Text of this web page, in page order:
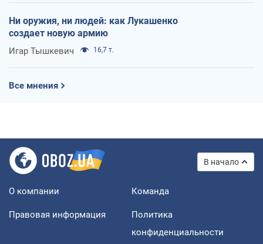
Ни оружия, ни людей: как Лукашенко
создает новую армию
Игар Тышкевич 16,7 т.
Все мнения
В начало
О компании Команда
Правовая информация
Политика
конфиденциальности